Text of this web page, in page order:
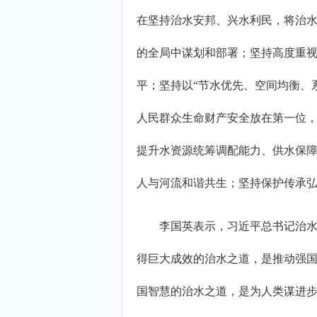
在坚持治水安邦、兴水利民，将治
的全局中谋划和部署；坚持高度重
平；坚持以“节水优先、空间均衡
人民群众生命财产安全放在第一位
提升水资源统筹调配能力、供水保
人与河流和谐共生；坚持保护传承
李国英表示，习近平总书记治水
得巨大成效的治水之道，是推动强
国智慧的治水之道，是为人类谋进